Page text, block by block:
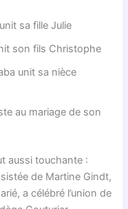
sa fille Julie
son fils Christophe
unit sa nièce
au mariage de son
aussi touchante :
de Martine Gindt,
a célébré l’union de